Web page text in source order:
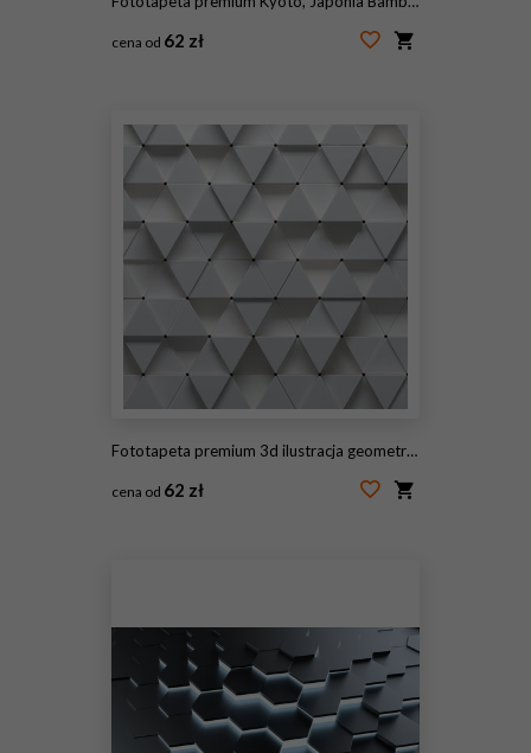
cena od 62 zł
Fototapeta premium 3d ilustracja geometryczny wzór
cena od 62 zł